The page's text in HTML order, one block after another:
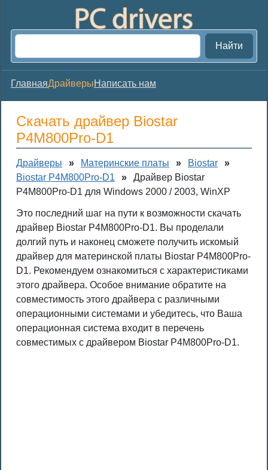
Найти
ГлавнаяДрайверыНаписать нам
Скачать драйвер Biostar
P4M800Pro-D1
Драйверы » Материнские платы » Biostar
»
Biostar P4M800Pro-D1
»
Драйвер Biostar
P4M800Pro-D1 для Windows 2000 / 2003, WinXP
Это последний шаг на пути к возможности скачать
драйвер Biostar P4M800Pro-D1. Вы проделали
долгий путь и наконец сможете получить искомый
драйвер для материнской платы Biostar P4M800Pro-
D1. Рекомендуем ознакомиться с характеристиками
этого драйвера. Особое внимание обратите на
совместимость этого драйвера с различными
операционными системами и убедитесь, что Ваша
операционная система входит в перечень
совместимых с драйвером Biostar P4M800Pro-D1.